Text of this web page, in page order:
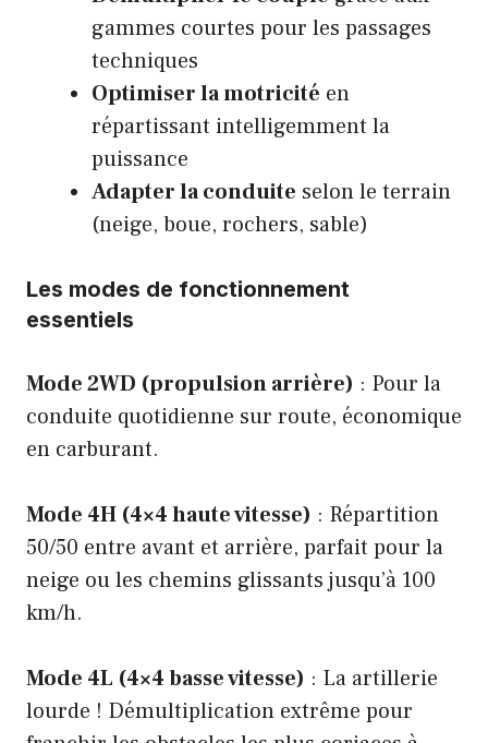
gammes courtes pour les passages
techniques
Optimiser la motricité en
répartissant intelligemment la
puissance
Adapter la conduite selon le terrain
(neige, boue, rochers, sable)
Les modes de fonctionnement
essentiels
Mode 2WD (propulsion arrière) : Pour la
conduite quotidienne sur route, économique
en carburant.
Mode 4H (4×4 haute vitesse) : Répartition
50/50 entre avant et arrière, parfait pour la
neige ou les chemins glissants jusqu’à 100
km/h.
Mode 4L (4×4 basse vitesse) : La artillerie
lourde ! Démultiplication extrême pour